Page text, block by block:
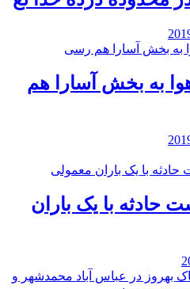
به بخش آسارا هم
حادثه با یک باران